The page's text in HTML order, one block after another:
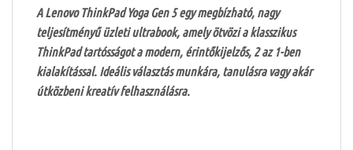
A Lenovo ThinkPad Yoga Gen 5 egy megbízható, nagy
teljesítményű üzleti ultrabook, amely ötvözi a klasszikus
ThinkPad tartósságot a modern, érintőkijelzős, 2 az 1-ben
kialakítással. Ideális választás munkára, tanulásra vagy akár
útközbeni kreatív felhasználásra.